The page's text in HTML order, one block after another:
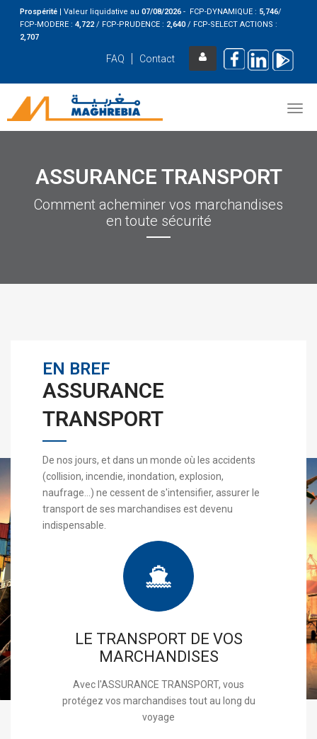
Prospérité | Valeur liquidative au07/08/2026 - FCP-DYNAMIQUE : 5,746/
FCP-MODERE :4,722/ FCP-PRUDENCE : 2,640/ FCP-SELECT ACTIONS :
2,707
FAQ Contact
ASSURANCE TRANSPORT
Comment acheminer vos marchandises
en toute sécurité
EN BREF
ASSURANCE
TRANSPORT
De nos jours, et dans un monde où les accidents
(collision, incendie, inondation, explosion,
naufrage...) ne cessent de s'intensifier, assurer le
transport de ses marchandises est devenu
indispensable.
LE TRANSPORT DE VOS
MARCHANDISES
Avec l'ASSURANCE TRANSPORT, vous
protégez vos marchandises tout au long du
voyage